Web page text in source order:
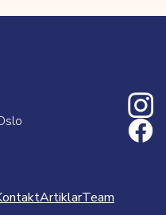
ArtiklarTeam